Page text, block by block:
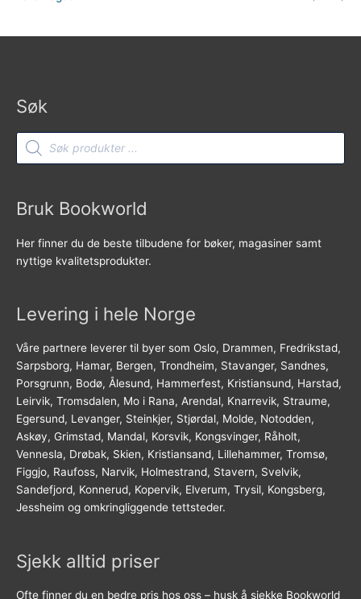
Søk
Products
search
Bruk Bookworld
Her finner du de beste tilbudene for bøker, magasiner samt
nyttige kvalitetsprodukter.
Levering i hele Norge
Våre partnere leverer til byer som Oslo, Drammen, Fredrikstad,
Sarpsborg, Hamar, Bergen, Trondheim, Stavanger, Sandnes,
Porsgrunn, Bodø, Ålesund, Hammerfest, Kristiansund, Harstad,
Leirvik, Tromsdalen, Mo i Rana, Arendal, Knarrevik, Straume,
Egersund, Levanger, Steinkjer, Stjørdal, Molde, Notodden,
Askøy, Grimstad, Mandal, Korsvik, Kongsvinger, Råholt,
Vennesla, Drøbak, Skien, Kristiansand, Lillehammer, Tromsø,
Figgjo, Raufoss, Narvik, Holmestrand, Stavern, Svelvik,
Sandefjord, Konnerud, Kopervik, Elverum, Trysil, Kongsberg,
Jessheim og omkringliggende tettsteder.
Sjekk alltid priser
Ofte finner du en bedre pris hos oss – husk å sjekke Bookworld